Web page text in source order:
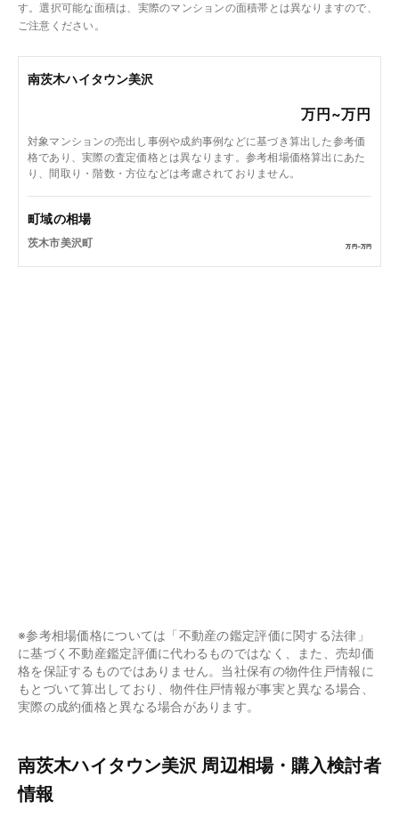
南茨木ハイタウン美沢
万円~万円
対象マンションの売出し事例や成約事例などに基づき算出した参考価
格であり、実際の査定価格とは異なります。参考相場価格算出にあた
り、間取り・階数・方位などは考慮されておりません。
町域の相場
茨木市美沢町 万円~万円
す。選択可能な面積は、実際のマンションの面積帯とは異なりますので、
ご注意ください。
※参考相場価格については「不動産の鑑定評価に関する法律」
に基づく不動産鑑定評価に代わるものではなく、また、売却価
格を保証するものではありません。当社保有の物件住戸情報に
もとづいて算出しており、物件住戸情報が事実と異なる場合、
実際の成約価格と異なる場合があります。
南茨木ハイタウン美沢 周辺相場・購入検討者
情報